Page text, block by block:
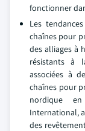
fonctionner
Les
chaînes pour
des alliages à
résistants à
associées à
chaînes pour
nordique
International,
des